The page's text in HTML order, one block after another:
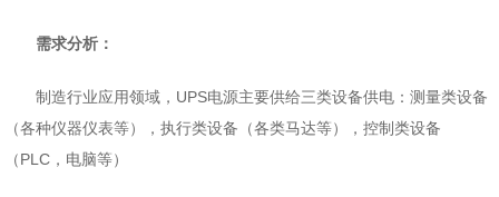
需求分析：
制造行业应用领域，UPS电源主要供给三类设备供电：测量类设备
（各种仪器仪表等），执行类设备（各类马达等），控制类设备
（PLC，电脑等）